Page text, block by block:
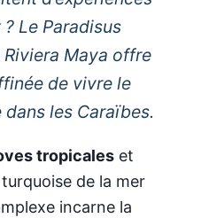
Le Paradisus
Maya offre
de vivre le
les Caraïbes.
tropicaleset
de la mer
incarne la